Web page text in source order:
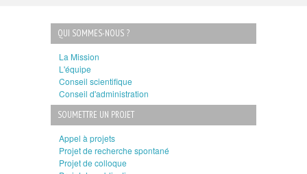
QUI SOMMES-NOUS ?
La Mission
L'équipe
Conseil scientifique
Conseil d'administration
SOUMETTRE UN PROJET
Appel à projets
Projet de recherche spontané
Projet de colloque